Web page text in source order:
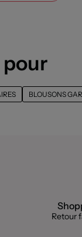
pour
BLOUSONS
Retour